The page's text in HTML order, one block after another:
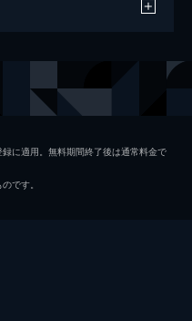
に適用。無料期間終了後は通常料金で
です。